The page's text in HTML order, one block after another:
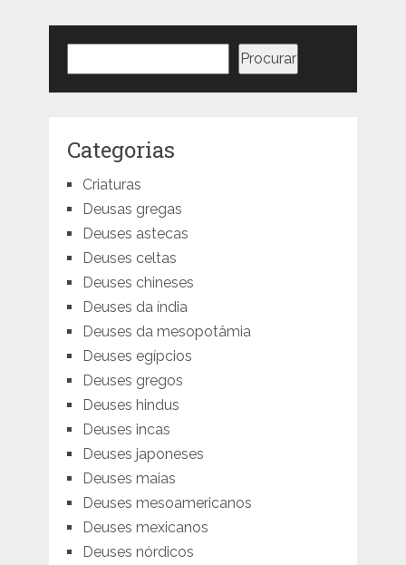
Procurar
Categorias
Criaturas
Deusas gregas
Deuses astecas
Deuses celtas
Deuses chineses
Deuses da índia
Deuses da mesopotâmia
Deuses egípcios
Deuses gregos
Deuses hindus
Deuses incas
Deuses japoneses
Deuses maias
Deuses mesoamericanos
Deuses mexicanos
Deuses nórdicos